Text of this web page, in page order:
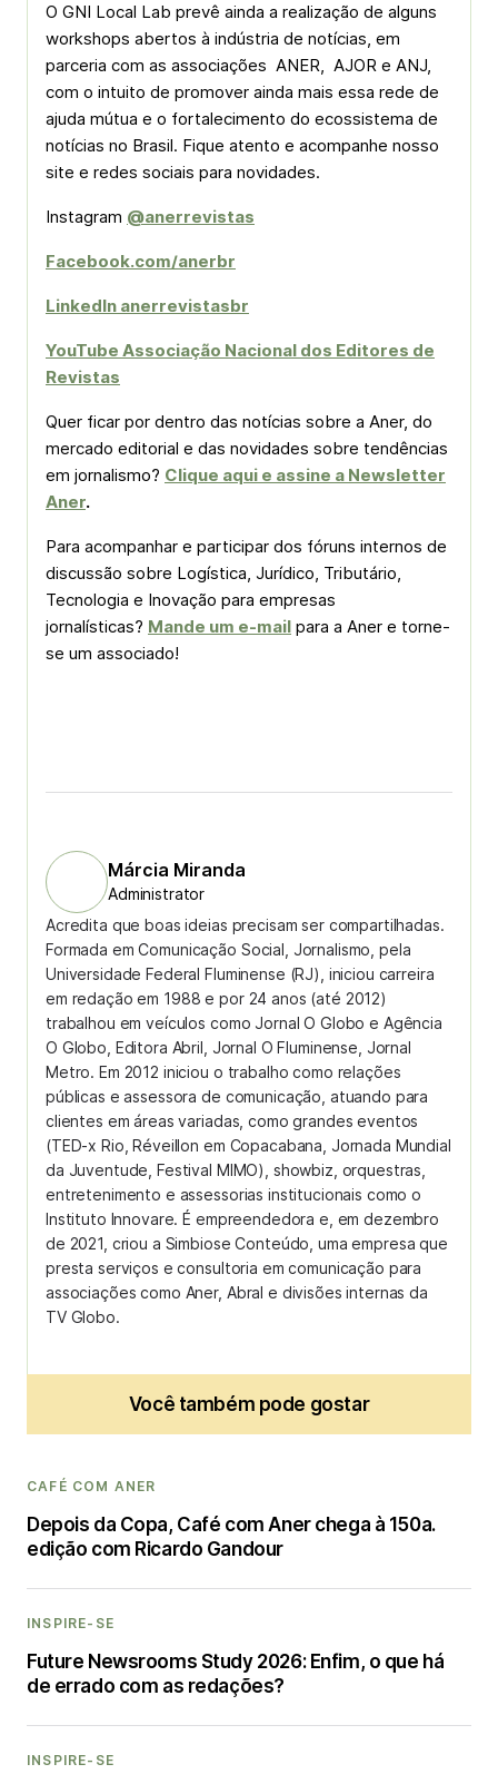
O GNI Local Lab prevê ainda a realização de alguns
workshops abertos à indústria de notícias, em
parceria com as associações ANER, AJOR e ANJ,
com o intuito de promover ainda mais essa rede de
ajuda mútua e o fortalecimento do ecossistema de
notícias no Brasil. Fique atento e acompanhe nosso
site e redes sociais para novidades.
Instagram @anerrevistas
Facebook.com/anerbr
LinkedIn anerrevistasbr
YouTube Associação Nacional dos Editores de
Revistas
Quer ficar por dentro das notícias sobre a Aner, do
mercado editorial e das novidades sobre tendências
em jornalismo? Clique aqui e assine a Newsletter
Aner.
Para acompanhar e participar dos fóruns internos de
discussão sobre Logística, Jurídico, Tributário,
Tecnologia e Inovação para empresas
jornalísticas? Mande um e-mail para a Aner e torne-
se um associado!
Márcia Miranda
Administrator
Acredita que boas ideias precisam ser compartilhadas.
Formada em Comunicação Social, Jornalismo, pela
Universidade Federal Fluminense (RJ), iniciou carreira
em redação em 1988 e por 24 anos (até 2012)
trabalhou em veículos como Jornal O Globo e Agência
O Globo, Editora Abril, Jornal O Fluminense, Jornal
Metro. Em 2012 iniciou o trabalho como relações
públicas e assessora de comunicação, atuando para
clientes em áreas variadas, como grandes eventos
(TED-x Rio, Réveillon em Copacabana, Jornada Mundial
da Juventude, Festival MIMO), showbiz, orquestras,
entretenimento e assessorias institucionais como o
Instituto Innovare. É empreendedora e, em dezembro
de 2021, criou a Simbiose Conteúdo, uma empresa que
presta serviços e consultoria em comunicação para
associações como Aner, Abral e divisões internas da
TV Globo.
Você também pode gostar
CAFÉ COM ANER
Depois da Copa, Café com Aner chega à 150a.
edição com Ricardo Gandour
INSPIRE-SE
Future Newsrooms Study 2026: Enfim, o que há
de errado com as redações?
INSPIRE-SE